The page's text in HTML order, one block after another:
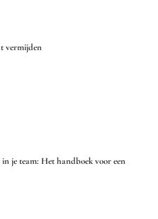
vermijden
je team: Het handboek voor een